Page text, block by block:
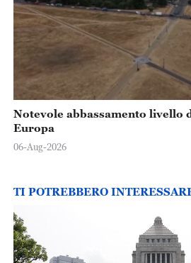
Notevole abbassamento livello
Europa
06-Aug-2026
TI POTREBBERO